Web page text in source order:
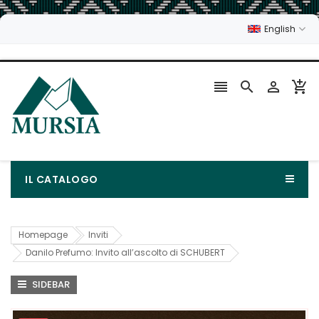
English
   
IL CATALOGO
Homepage
Inviti
Danilo Prefumo: Invito all’ascolto di SCHUBERT
SIDEBAR